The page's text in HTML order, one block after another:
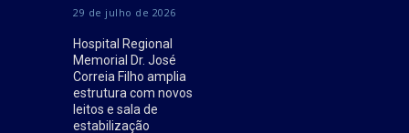
29 de julho de 2026
Hospital Regional
Memorial Dr. José
Correia Filho amplia
estrutura com novos
leitos e sala de
estabilização